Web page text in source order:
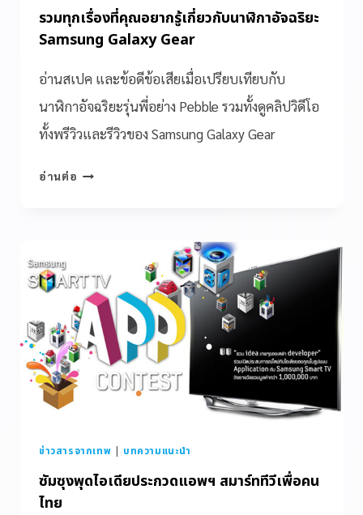
รวมทุกเรื่องที่คุณอยากรู้เกี่ยวกับนาฬิกาอัจฉริยะ
Samsung Galaxy Gear
อ่านสเปค และข้อดีข้อเสียเมื่อเปรียบเทียบกับ
นาฬิกาอัจฉริยะรุ่นพี่อย่าง Pebble รวมทั้งดูคลิปวิดีโอ
ทั้งพรีวิวและรีวิวของ Samsung Galaxy Gear
อ่านต่อ
ข่าวสารจากเทพ | บทความแนะนำ
ซัมซุงพุดไอเดียประกวดแอพฯ สมาร์ททีวีเพื่อคน
ไทย